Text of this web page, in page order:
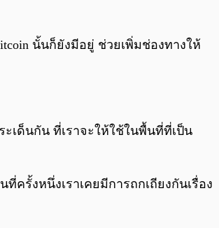
นั้นก็ยังมีอยู่ ช่วยเพิ่มช่องทางให้
เด็นกัน ที่เราจะให้ใช้ในพื้นที่ที่เป็น
รั้งหนึ่งเราเคยมีการถกเถียงกันเรื่อง